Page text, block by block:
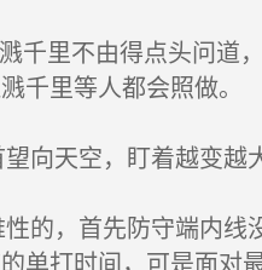
千里不由得点头问道
千里等人都会照做。
向天空，盯着越变越
的，首先防守端内线
单打时间，可是面对